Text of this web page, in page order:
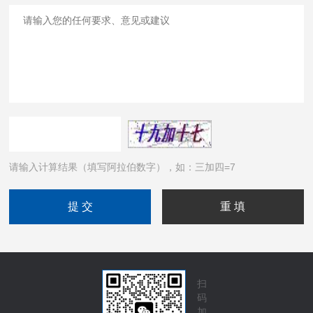
请输入计算结果（填写阿拉伯数字），如：三加四=7
扫
码